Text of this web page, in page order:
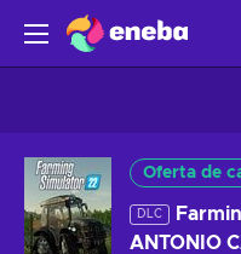
Oferta de
DLC
ANTONIO